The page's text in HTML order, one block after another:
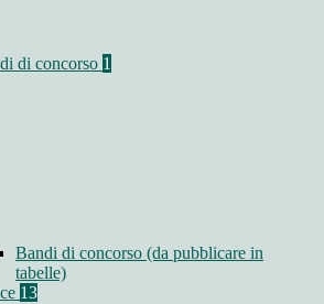
di concorso 1
Bandi di concorso (da pubblicare in
tabelle)
13